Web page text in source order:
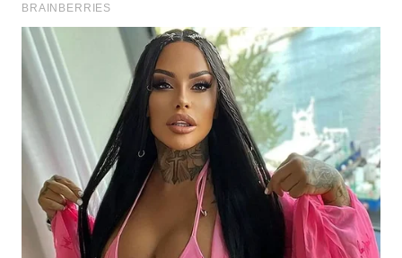
WN
BINJAI
WN
CIREBON
WN
INDRAMAYU
WN